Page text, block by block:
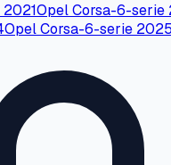
2021OpelCorsa-6-serie
OpelCorsa-6-serie 2025